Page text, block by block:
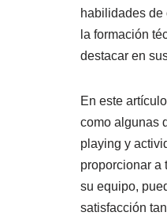
habilidades de
la formación
destacar en
En este
como algunas
playing y
proporcionar a
su equipo,
satisfacción